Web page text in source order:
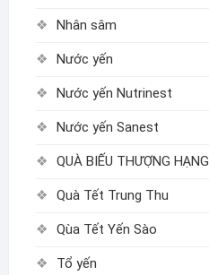
Nhân sâm
Nước yến
Nước yến Nutrinest
Nước yến Sanest
QUÀ BIẾU THƯỢNG HẠNG
Quà Tết Trung Thu
Qùa Tết Yến Sào
Tổ yến